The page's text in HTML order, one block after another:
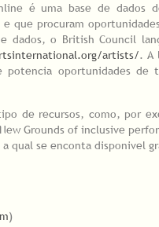
é uma base de dados
que procuram
dados, o British Council
artists/. A
potencia oportunidades
de recursos, como, por
Grounds of inclusive
qual se enconta disponivel
)